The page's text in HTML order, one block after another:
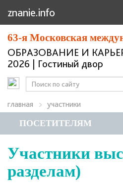
znanie.info
63-я Московская
ОБРАЗОВАНИЕ И
2026 | Гостиный двор
главная участники
ПОСЕТИТЕЛЯМ
Участники
разделам)